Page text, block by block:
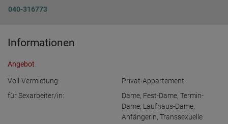
040-316773
Informationen
Angebot
Voll-Vermietung:
Privat-Appartement
für Sexarbeiter/in:
Dame, Fest-Dame, Termin-
Dame, Laufhaus-Dame,
Anfängerin, Transsexuelle